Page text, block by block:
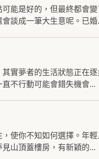
能是好的，但最終都會
談成一筆大生意呢。已婚
實夢者的生活狀態正在
不行動可能會錯失機會...
使你不知如何選擇。年
山頂蓋樓房，有新穎的...